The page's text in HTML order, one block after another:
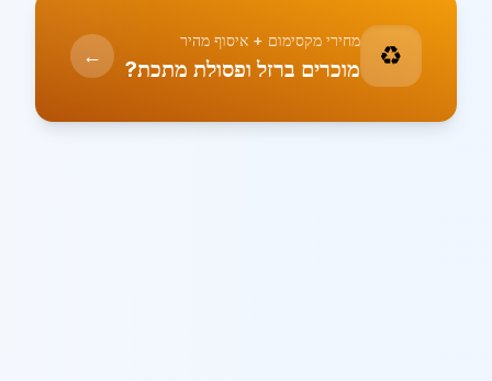
♻️ מחירי מקסימום + איסוף מהיר
מוכרים ברזל ופסולת מתכת? ←